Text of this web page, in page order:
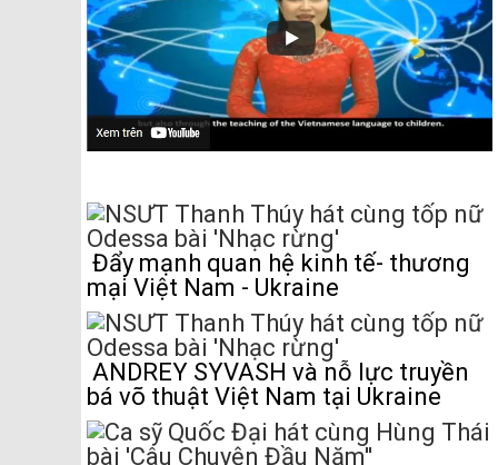
Đẩy mạnh quan hệ kinh tế- thương
mại Việt Nam - Ukraine
ANDREY SYVASH và nỗ lực truyền
bá võ thuật Việt Nam tại Ukraine